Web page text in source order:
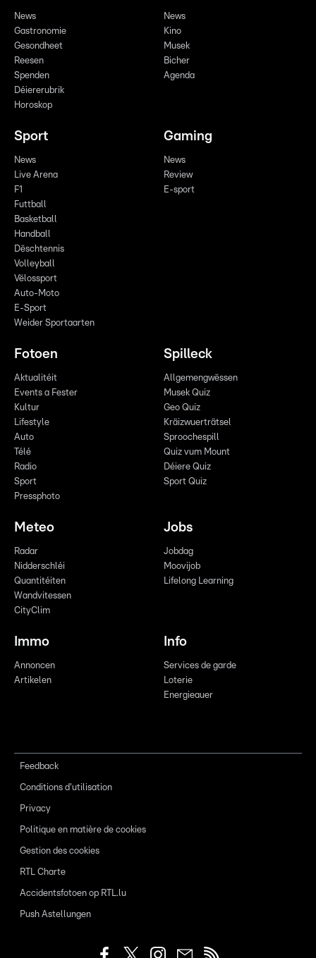
News
Gastronomie
Gesondheet
Reesen
Spenden
Déiererubrik
Horoskop
News
Kino
Musek
Bicher
Agenda
Sport
News
Live Arena
F1
Futtball
Basketball
Handball
Dëschtennis
Volleyball
Vëlossport
Auto-Moto
E-Sport
Weider Sportaarten
Gaming
News
Review
E-sport
Fotoen
Aktualitéit
Events a Fester
Kultur
Lifestyle
Auto
Télé
Radio
Sport
Pressphoto
Spilleck
Allgemengwëssen
Musek Quiz
Geo Quiz
Kräizwuerträtsel
Sproochespill
Quiz vum Mount
Déiere Quiz
Sport Quiz
Meteo
Radar
Nidderschléi
Quantitéiten
Wandvitessen
CityClim
Jobs
Jobdag
Moovijob
Lifelong Learning
Immo
Annoncen
Artikelen
Info
Services de garde
Loterie
Energieauer
Feedback
Conditions d'utilisation
Privacy
Politique en matière de cookies
Gestion des cookies
RTL Charte
Accidentsfotoen op RTL.lu
Push Astellungen